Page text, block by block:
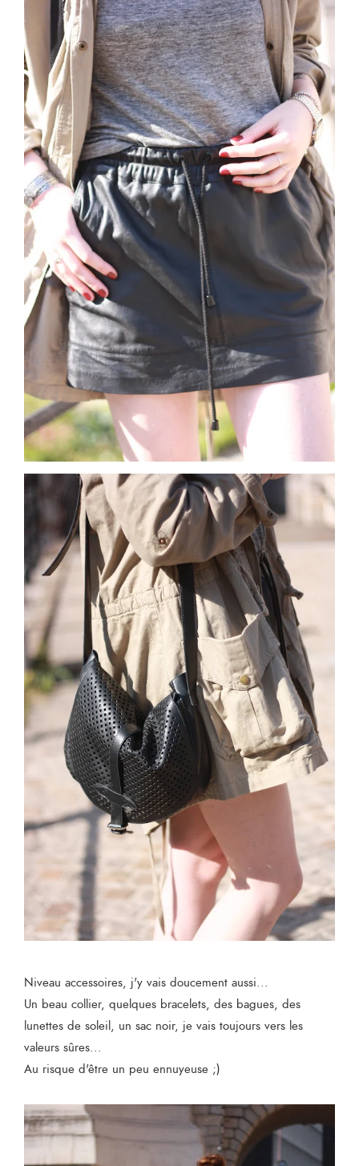
Niveau accessoires, j'y vais doucement aussi...
Un beau collier, quelques bracelets, des bagues, des
lunettes de soleil, un sac noir, je vais toujours vers les
valeurs sûres...
Au risque d'être un peu ennuyeuse ;)